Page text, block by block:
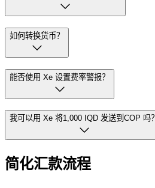
如何转换货币？
能否使用 Xe 设置费率警报？
我可以用 Xe 将1,000 IQD 发送到COP 吗？
简化汇款流程